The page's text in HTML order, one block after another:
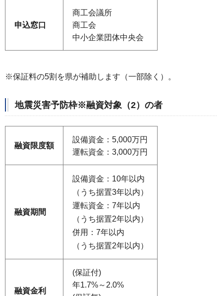
申込窓口
商工会議所
商工会
中小企業団体中央会
※保証料の5割を県が補助します（一部除く）。
地震災害予防枠※融資対象（2）の者
融資限度額
設備資金：5,000万円
運転資金：3,000万円
融資期間
設備資金：10年以内
（うち据置3年以内）
運転資金：7年以内
（うち据置2年以内）
併用：7年以内
（うち据置2年以内）
融資金利
(保証付)
年1.7%～2.0%